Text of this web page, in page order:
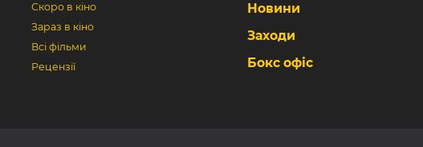
Скоро в кіно
Зараз в кіно
Всі фільми
Рецензії
Новини
Заходи
Бокс офіс